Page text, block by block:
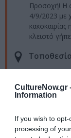
CultureNow.gr
Information
If you wish to
processing of
Προσοχή! Η
4/9/2023 με
κλειστό
Τρίτση 12,
ταμείο: 18€